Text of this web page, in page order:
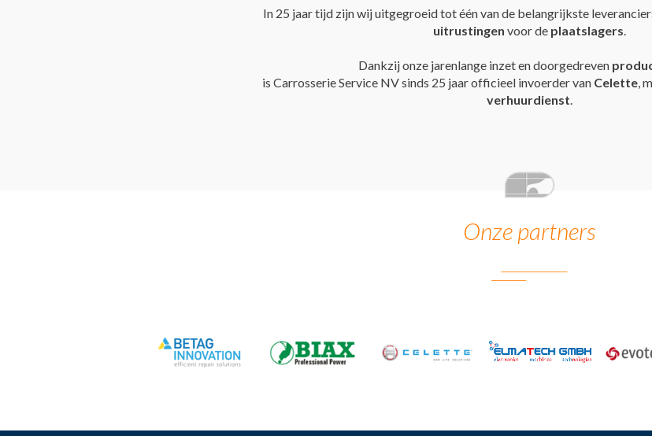
In 25 jaar tijd zijn wij uitgegroeid tot één van de belangrijkste
uitrustingen voor de plaatslagers.
Dankzij onze jarenlange inzet en doorgedreven
is Carrosserie Service NV sinds 25 jaar officieel invoerder van Celette,
verhuurdienst.
Onze partners